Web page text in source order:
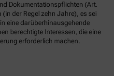
Dokumentationspflichten (Art.
der Regel zehn Jahre), es sei
eine darüberhinausgehende
berechtigte Interessen, die eine
erforderlich machen.